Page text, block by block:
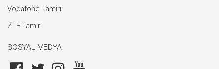
Vodafone Tamiri
ZTE Tamiri
SOSYAL MEDYA